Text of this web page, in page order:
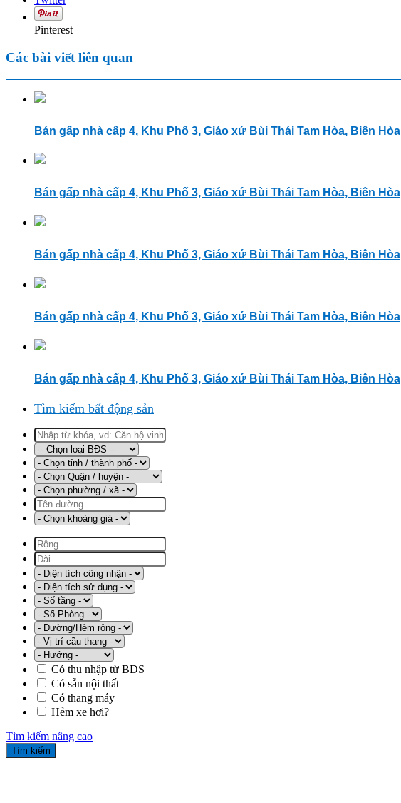
Pinterest
Các bài viết liên quan
Bán gấp nhà cấp 4, Khu Phố 3, Giáo xứ Bùi Thái Tam Hòa, Biên Hòa
Bán gấp nhà cấp 4, Khu Phố 3, Giáo xứ Bùi Thái Tam Hòa, Biên Hòa
Bán gấp nhà cấp 4, Khu Phố 3, Giáo xứ Bùi Thái Tam Hòa, Biên Hòa
Bán gấp nhà cấp 4, Khu Phố 3, Giáo xứ Bùi Thái Tam Hòa, Biên Hòa
Bán gấp nhà cấp 4, Khu Phố 3, Giáo xứ Bùi Thái Tam Hòa, Biên Hòa
Tìm kiếm bất động sản
Có thu nhập từ BDS
Có sẵn nội thất
Có thang máy
Hẻm xe hơi?
Tìm kiếm nâng cao
Tìm kiếm